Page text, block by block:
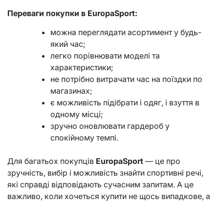
Переваги покупки в EuropaSport:
можна переглядати асортимент у будь-
який час;
легко порівнювати моделі та
характеристики;
не потрібно витрачати час на поїздки по
магазинах;
є можливість підібрати і одяг, і взуття в
одному місці;
зручно оновлювати гардероб у
спокійному темпі.
Для багатьох покупців EuropaSport — це про
зручність, вибір і можливість знайти спортивні речі,
які справді відповідають сучасним запитам. А це
важливо, коли хочеться купити не щось випадкове, а